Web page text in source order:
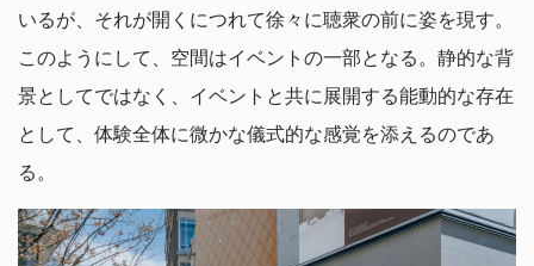
いるが、それが開くにつれて徐々に聴衆の前に姿を現す。
このようにして、空間はイベントの一部となる。静的な背
景としてではなく、イベントと共に展開する能動的な存在
として、体験全体に微かな儀式的な感覚を添えるのであ
る。